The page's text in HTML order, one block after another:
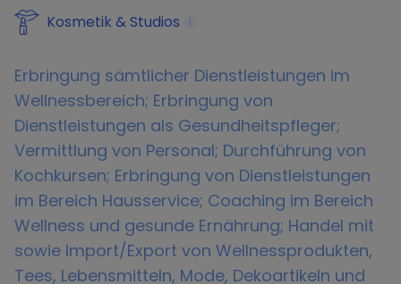
Kosmetik & Studios i
Erbringung sämtlicher Dienstleistungen im
Wellnessbereich; Erbringung von
Dienstleistungen als Gesundheitspfleger;
Vermittlung von Personal; Durchführung von
Kochkursen; Erbringung von Dienstleistungen
im Bereich Hausservice; Coaching im Bereich
Wellness und gesunde Ernährung; Handel mit
sowie Import/Export von Wellnessprodukten,
Tees, Lebensmitteln, Mode, Dekoartikeln und